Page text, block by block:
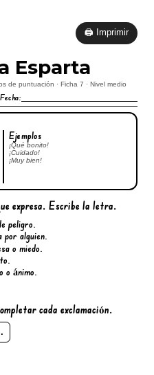
🖨 Imprimir
Esparta
de puntuación · Ficha 7 · Nivel medio
Fecha:
Ejemplos
¡Qué bonito!
¡Cuidado!
¡Muy bien!
expresa. Escribe la letra.
peligro.
por alguien.
o miedo.
o ánimo.
cada exclamación.
.